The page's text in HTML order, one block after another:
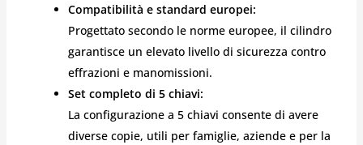
Compatibilità e standard europei:
Progettato secondo le norme europee, il cilindro
garantisce un elevato livello di sicurezza contro
effrazioni e manomissioni.
Set completo di 5 chiavi:
La configurazione a 5 chiavi consente di avere
diverse copie, utili per famiglie, aziende e per la